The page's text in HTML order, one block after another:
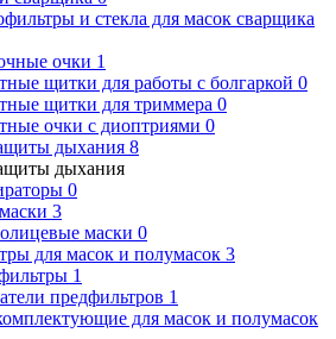
и стекла для масок сварщика
очки 1
щитки для работы с болгаркой 0
щитки для триммера 0
очки с диоптриями 0
дыхания 8
дыхания
0
3
маски 0
для масок и полумасок 3
1
предфильтров 1
для масок и полумасок